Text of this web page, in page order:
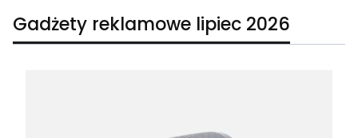
Gadżety reklamowe lipiec 2026